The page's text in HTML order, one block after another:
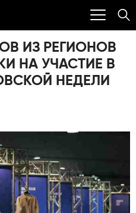
ИЗ РЕГИОНОВ
НА УЧАСТИЕ В
НЕДЕЛИ